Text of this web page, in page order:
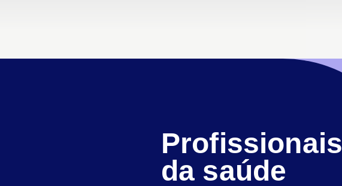
Profissionais
da saúde